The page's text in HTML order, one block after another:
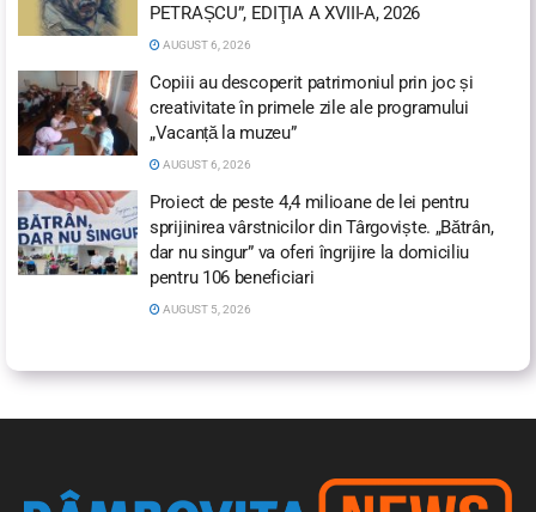
PETRAȘCU”, EDIŢIA A XVIII-A, 2026
AUGUST 6, 2026
Copiii au descoperit patrimoniul prin joc și
creativitate în primele zile ale programului
„Vacanță la muzeu”
AUGUST 6, 2026
Proiect de peste 4,4 milioane de lei pentru
sprijinirea vârstnicilor din Târgoviște. „Bătrân,
dar nu singur” va oferi îngrijire la domiciliu
pentru 106 beneficiari
AUGUST 5, 2026